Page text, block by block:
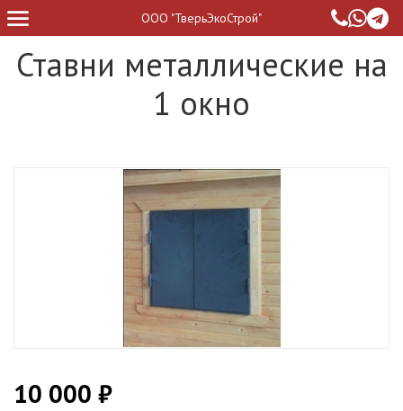
ООО "ТверьЭкоСтрой"
Ставни металлические на
1 окно
10 000 ₽